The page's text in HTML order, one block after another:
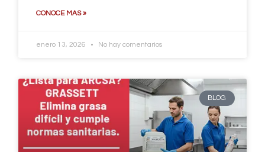
CONOCE MAS »
enero 13, 2026 No hay comentarios
BLOG